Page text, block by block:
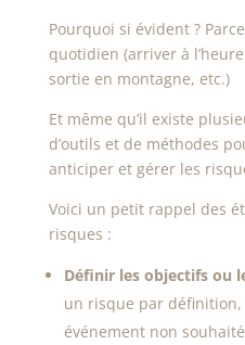
Pourquoi si évident ?
quotidien (arriver à
sortie en montagne, etc.)
Et même qu’il existe
d’outils et de méthodes
anticiper et gérer les
Voici un petit rappel des
risques :
Définir les objectifs ou
un risque par définition,
événement non